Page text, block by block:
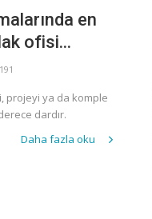
en
ofisi...
projeyi ya da komple
dardır.
Daha fazla oku